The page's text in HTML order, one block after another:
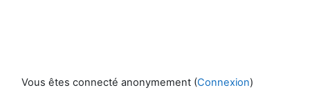
Vous êtes connecté anonymement (Connexion)